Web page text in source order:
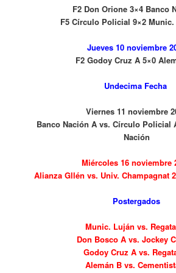
F2 Don Orione 3×4 Banco
F5 Círculo Policial 9×2 Munic.
Jueves 10 noviembre
F2 Godoy Cruz A 5×0
Undecima Fecha
Viernes 11 noviembre
Banco Nación A vs. Círculo Policial
Nación
Miércoles 16 noviembre
Alianza Gllén vs. Univ. Champagnat
Postergados
Munic. Luján vs.
Don Bosco A vs. Jockey
Godoy Cruz A vs.
Alemán B vs.